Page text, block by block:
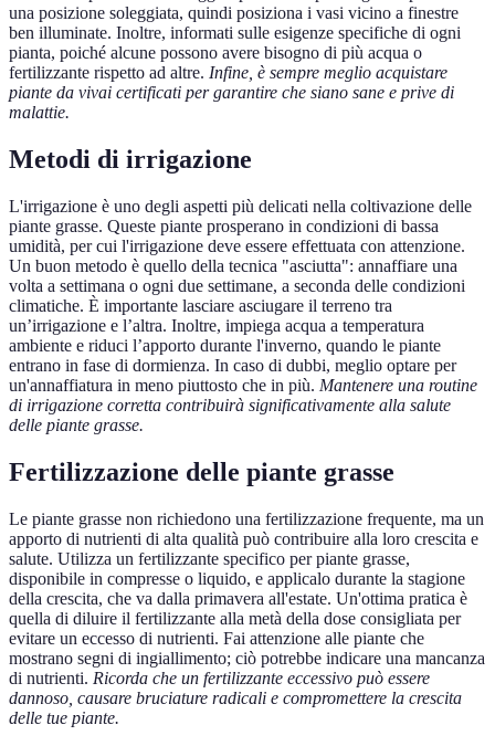
una posizione soleggiata, quindi posiziona i vasi vicino a finestre
ben illuminate. Inoltre, informati sulle esigenze specifiche di ogni
pianta, poiché alcune possono avere bisogno di più acqua o
fertilizzante rispetto ad altre. Infine, è sempre meglio acquistare
piante da vivai certificati per garantire che siano sane e prive di
malattie.
Metodi di irrigazione
L'irrigazione è uno degli aspetti più delicati nella coltivazione delle
piante grasse. Queste piante prosperano in condizioni di bassa
umidità, per cui l'irrigazione deve essere effettuata con attenzione.
Un buon metodo è quello della tecnica "asciutta": annaffiare una
volta a settimana o ogni due settimane, a seconda delle condizioni
climatiche. È importante lasciare asciugare il terreno tra
un’irrigazione e l’altra. Inoltre, impiega acqua a temperatura
ambiente e riduci l’apporto durante l'inverno, quando le piante
entrano in fase di dormienza. In caso di dubbi, meglio optare per
un'annaffiatura in meno piuttosto che in più. Mantenere una routine
di irrigazione corretta contribuirà significativamente alla salute
delle piante grasse.
Fertilizzazione delle piante grasse
Le piante grasse non richiedono una fertilizzazione frequente, ma un
apporto di nutrienti di alta qualità può contribuire alla loro crescita e
salute. Utilizza un fertilizzante specifico per piante grasse,
disponibile in compresse o liquido, e applicalo durante la stagione
della crescita, che va dalla primavera all'estate. Un'ottima pratica è
quella di diluire il fertilizzante alla metà della dose consigliata per
evitare un eccesso di nutrienti. Fai attenzione alle piante che
mostrano segni di ingiallimento; ciò potrebbe indicare una mancanza
di nutrienti. Ricorda che un fertilizzante eccessivo può essere
dannoso, causare bruciature radicali e compromettere la crescita
delle tue piante.